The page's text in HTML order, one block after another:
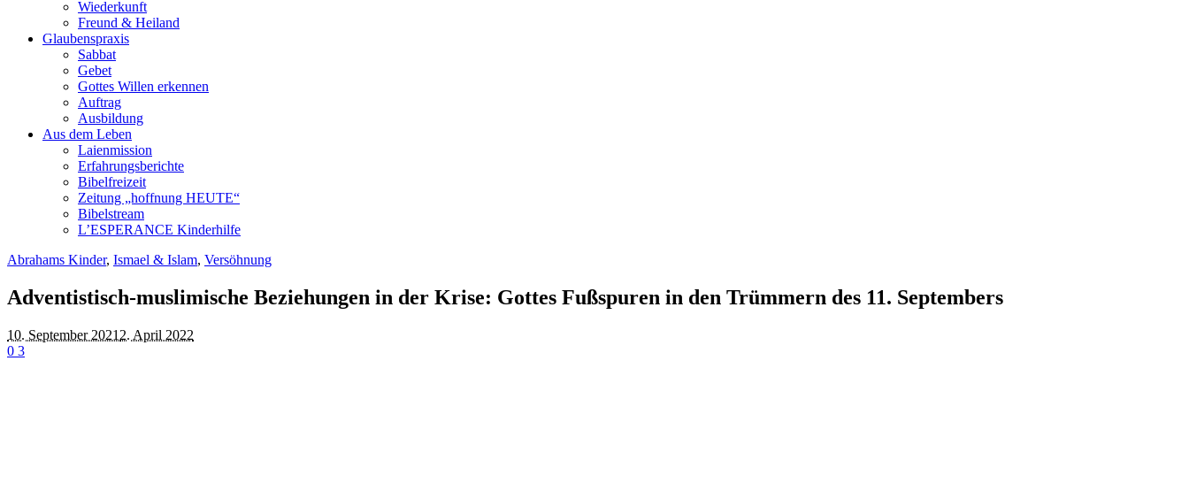
Wiederkunft
Freund & Heiland
Glaubenspraxis
Sabbat
Gebet
Gottes Willen erkennen
Auftrag
Ausbildung
Aus dem Leben
Laienmission
Erfahrungsberichte
Bibelfreizeit
Zeitung „hoffnung HEUTE“
Bibelstream
L’ESPERANCE Kinderhilfe
Abrahams Kinder, Ismael & Islam, Versöhnung
Adventistisch-muslimische Beziehungen in der Krise: Gottes Fußspuren in den Trümmern des 11. Septembers
10. September 2021 2. April 2022
0 3